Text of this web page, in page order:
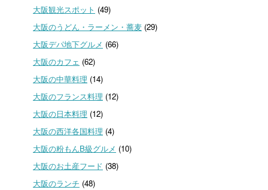
大阪観光スポット (49)
大阪のうどん・ラーメン・蕎麦(29)
大阪デパ地下グルメ (66)
大阪のカフェ (62)
大阪の中華料理 (14)
大阪のフランス料理 (12)
大阪の日本料理 (12)
大阪の西洋各国料理 (4)
大阪の粉もんB級グルメ (10)
大阪のお土産フード (38)
大阪のランチ (48)